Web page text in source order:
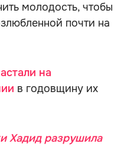
молодость, чтобы
почти на
на
в годовщину их
Хадид разрушила